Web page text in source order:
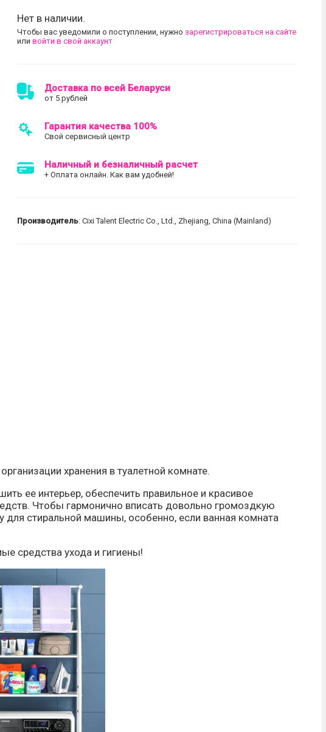
Нет в наличии.
Чтобы вас уведомили о поступлении, нужно зарегистрироваться на сайте
иливойти в свой аккаунт
Доставка по всей Беларуси
от 5 рублей
Гарантия качества 100%
Свой сервисный центр
Наличный и безналичный расчет
+ Оплата онлайн. Как вам удобней!
Производитель: Cixi Talent Electric Co., Ltd., Zhejiang, China (Mainland)
хранения в туалетной комнате.
ее интерьер, обеспечить правильное и красивое
Чтобы гармонично вписать довольно громоздкую
для стиральной машины, особенно, если ванная комната
средства ухода и гигиены!